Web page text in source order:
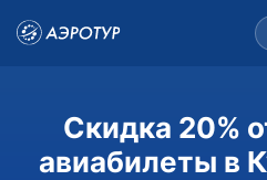
Скидка 20%
авиабилеты в